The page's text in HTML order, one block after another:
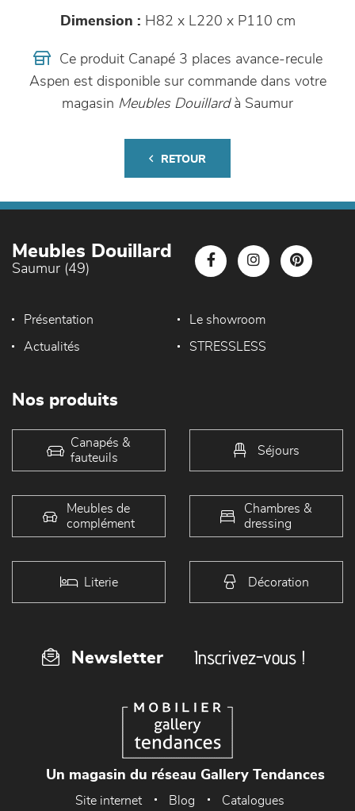
Dimension : H82 x L220 x P110 cm
Ce produit Canapé 3 places avance-recule
Aspen est disponible sur commande dans votre
magasin Meubles Douillardà Saumur
RETOUR
Meubles Douillard
Saumur (49)
Présentation Le showroom
Actualités STRESSLESS
Nos produits
Canapés &
fauteuils
Séjours
Meubles de
complément
Chambres &
dressing
Literie Décoration
Newsletter Inscrivez-vous !
Un magasin du réseau Gallery Tendances
Site internet Blog Catalogues